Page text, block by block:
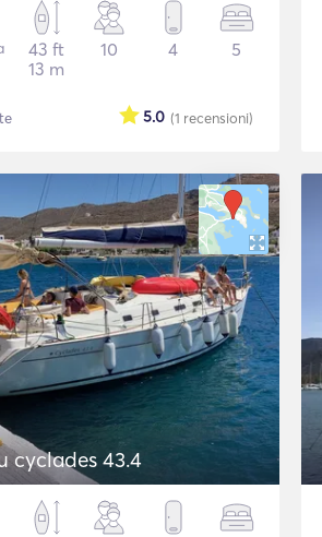
43 ft
13 m
10 4 5
(1 recensioni)
5.0
cyclades 43.4